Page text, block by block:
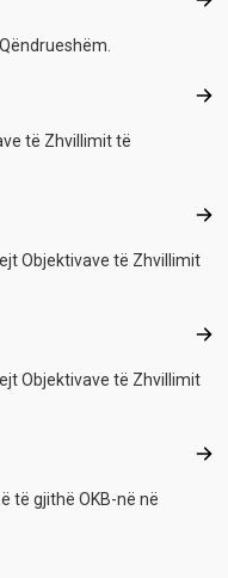
të Zhvillimit të
Objektivave të Zhvillimit
Objektivave të Zhvillimit
të gjithë OKB-në në